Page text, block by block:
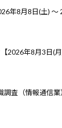
年8月8日(土) ～
2026年8月3日(月
調査（情報通信